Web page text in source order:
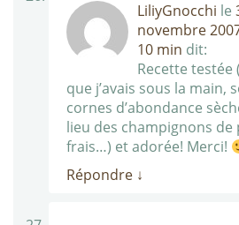
LiliyGnocchi le
novembre
10 min dit:
Recette testée
que j’avais sous la main,
cornes d’abondance
lieu des champignons de
frais…) et adorée! Merci!
Répondre ↓